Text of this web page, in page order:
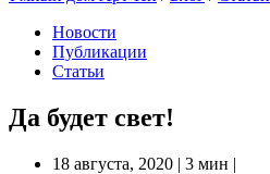
Новости
Публикации
Статьи
Да будет свет!
18 августа, 2020 | 3 мин |